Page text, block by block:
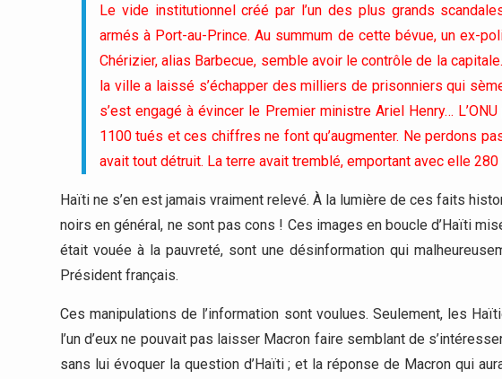
Le vide institutionnel créé par l’un des plus grands
armés à Port-au-Prince. Au summum de cette bévue, un ex-
Chérizier, alias Barbecue, semble avoir le contrôle de la
la ville a laissé s’échapper des milliers de prisonniers qui
s’est engagé à évincer le Premier ministre Ariel Henry…
1100 tués et ces chiffres ne font qu’augmenter. Ne perdons
avait tout détruit. La terre avait tremblé, emportant avec elle
Haïti ne s’en est jamais vraiment relevé. À la lumière de ces faits
noirs en général, ne sont pas cons ! Ces images en boucle d’Haïti
était vouée à la pauvreté, sont une désinformation qui
Président français.
Ces manipulations de l’information sont voulues. Seulement, les
l’un d’eux ne pouvait pas laisser Macron faire semblant de
sans lui évoquer la question d’Haïti ; et la réponse de Macron qui